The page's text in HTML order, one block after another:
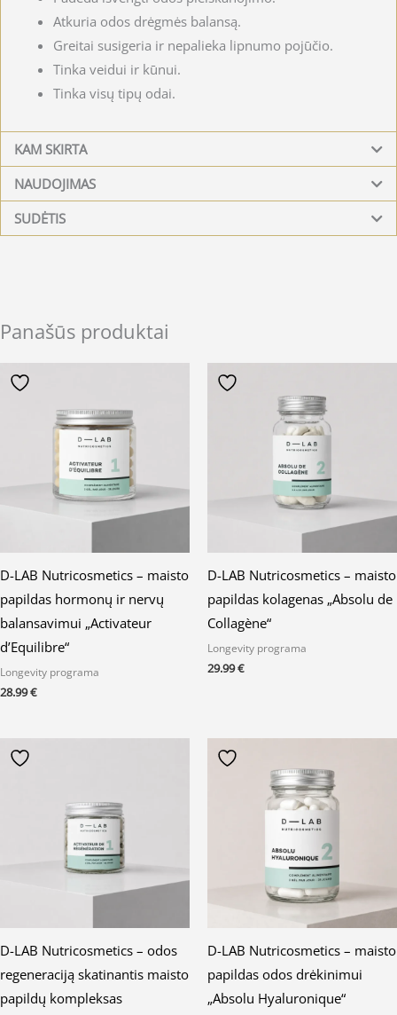
Atkuria odos drėgmės balansą.
Greitai susigeria ir nepalieka lipnumo pojūčio.
Tinka veidui ir kūnui.
Tinka visų tipų odai.
KAM SKIRTA
NAUDOJIMAS
SUDĖTIS
Panašūs produktai
D-LAB Nutricosmetics – maisto
papildas hormonų ir nervų
balansavimui „Activateur
d’Equilibre“
Longevity programa
28.99€
D-LAB Nutricosmetics – maisto
papildas kolagenas „Absolu de
Collagène“
Longevity programa
29.99€
D-LAB Nutricosmetics – odos
regeneraciją skatinantis maisto
papildų kompleksas
D-LAB Nutricosmetics – maisto
papildas odos drėkinimui
„Absolu Hyaluronique“